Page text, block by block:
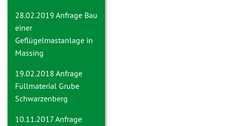
28.02.2019 Anfrage Bau
einer
Geflügelmastanlage in
Massing
19.02.2018 Anfrage
Füllmaterial Grube
Schwarzenberg
10.11.2017 Anfrage